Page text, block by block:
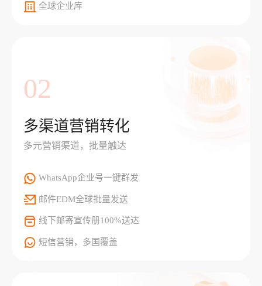
全球企业库
02
多渠道营销转化
多元营销渠道，批量触达
WhatsApp企业号一键群发
邮件EDM全球批量发送
线下邮寄宣传册100%送达
短信营销，多国覆盖